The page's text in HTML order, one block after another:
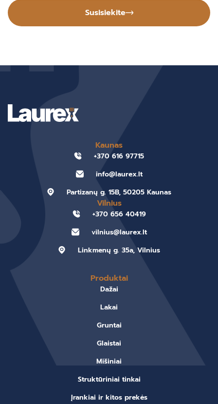
Susisiekite
Kaunas
+370 616 97715
info@laurex.lt
Partizanų g. 15B, 50205 Kaunas
Vilnius
+370 656 40419
vilnius@laurex.lt
Linkmenų g. 35a, Vilnius
Produktai
Dažai
Lakai
Gruntai
Glaistai
Mišiniai
Struktūriniai tinkai
Įrankiai ir kitos prekės